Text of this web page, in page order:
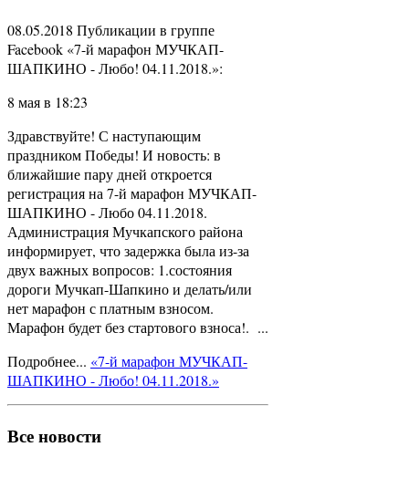
08.05.2018 Публикации в группе
Facebook «7-й марафон МУЧКАП-
ШАПКИНО - Любо! 04.11.2018.»:
8 мая в 18:23
Здравствуйте! С наступающим
праздником Победы! И новость: в
ближайшие пару дней откроется
регистрация на 7-й марафон МУЧКАП-
ШАПКИНО - Любо 04.11.2018.
Администрация Мучкапского района
информирует, что задержка была из-за
двух важных вопросов: 1.состояния
дороги Мучкап-Шапкино и делать/или
нет марафон с платным взносом.
Марафон будет без стартового взноса!. ...
Подробнее... «7-й марафон МУЧКАП-
ШАПКИНО - Любо! 04.11.2018.»
Все новости